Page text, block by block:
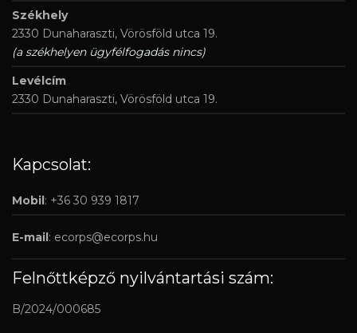
Székhely
2330 Dunaharaszti, Vörösföld utca 19.
(a székhelyen ügyfélfogadás nincs)
Levélcím
2330 Dunaharaszti, Vörösföld utca 19.
Kapcsolat:
Mobil: +36 30 939 1817
E-mail: ecorps@ecorps.hu
Felnőttképző nyilvántartási szám:
B/2024/000685